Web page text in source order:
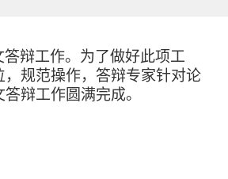
辩工作。为了做好此项工
规范操作，答辩专家针对论
答辩工作圆满完成。